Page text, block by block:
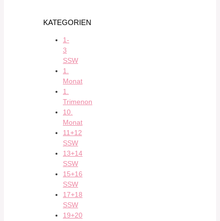
KATEGORIEN
1-
3
SSW
1.
Monat
1.
Trimenon
10.
Monat
11+12
SSW
13+14
SSW
15+16
SSW
17+18
SSW
19+20